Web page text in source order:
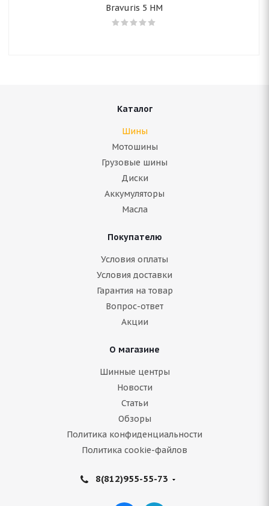
Bravuris 5 HM
Каталог
Шины
Мотошины
Грузовые шины
Диски
Аккумуляторы
Масла
Покупателю
Условия оплаты
Условия доставки
Гарантия на товар
Вопрос-ответ
Акции
О магазине
Шинные центры
Новости
Статьи
Обзоры
Политика конфиденциальности
Политика cookie-файлов
8(812)955-55-73